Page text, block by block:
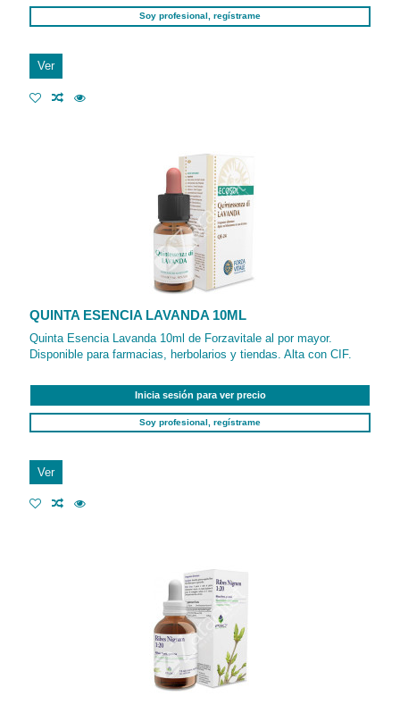
Soy profesional, regístrame
Ver
QUINTA ESENCIA LAVANDA 10ML
Quinta Esencia Lavanda 10ml de Forzavitale al por mayor.
Disponible para farmacias, herbolarios y tiendas. Alta con CIF.
Inicia sesión para ver precio
Soy profesional, regístrame
Ver